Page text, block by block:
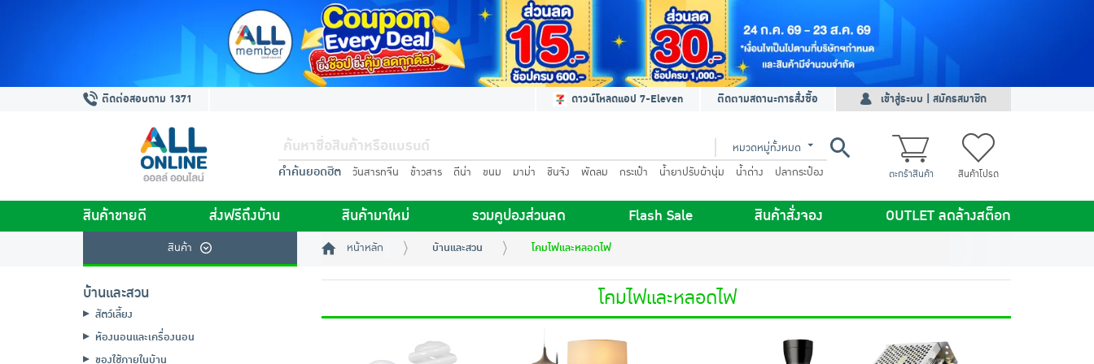
ติดต่อสอบถาม 1371 ดาวน์โหลดแอป 7-Eleven ติดตามสถานะการสั่งซื้อ เข้าสู่ระบบ | สมัครสมาชิก
หมวดหมู่ทั้งหมด
คำค้นยอดฮิต วันสารทจีน ข้าวสาร ดีน่า ขนม มาม่า ชินจัง พัดลม กระเป๋า น้ำยาปรับผ้านุ่ม น้ำด่าง ปลากระป๋อง ตะกร้าสินค้า สินค้าโปรด
สินค้าขายดี ส่งฟรีถึงบ้าน สินค้ามาใหม่ รวมคูปองส่วนลด Flash Sale สินค้าสั่งจอง OUTLET ลดล้างสต็อก
สินค้า หน้าหลัก บ้านและสวน โคมไฟและหลอดไฟ
บ้านและสวน
สัตว์เลี้ยง
ห้องนอนและเครื่องนอน
ของใช้ภายในบ้าน
โคมไฟและหลอดไฟ